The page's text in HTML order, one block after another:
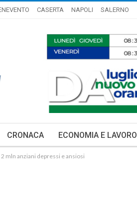
CASERTA NAPOLI SALERNO
CRONACA ECONOMIA E LAVORO
mln anziani depressi e ansiosi